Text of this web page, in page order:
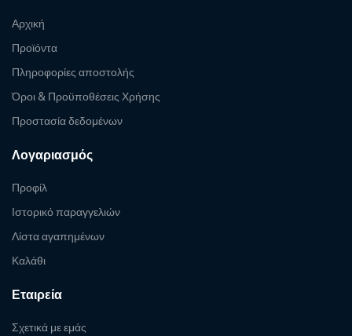
Αρχική
Προϊόντα
Πληροφορίες αποστολής
Όροι & Προϋποθέσεις Χρήσης
Προστασία δεδομένων
Λογαριασμός
Προφίλ
Ιστορικό παραγγελιών
Λίστα αγαπημένων
Καλάθι
Εταιρεία
Σχετικά με εμάς